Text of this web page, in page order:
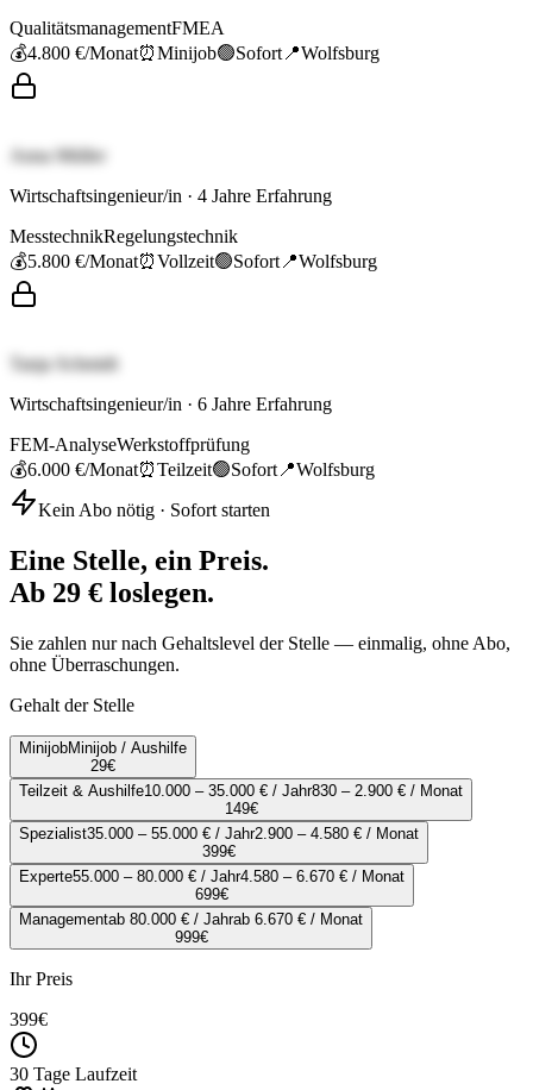
QualitätsmanagementFMEA
💰4.800 €/Monat⏰Minijob🟢Sofort 📍Wolfsburg
Anna Müller
Wirtschaftsingenieur/in · 4 Jahre Erfahrung
MesstechnikRegelungstechnik
💰5.800 €/Monat⏰Vollzeit🟢Sofort 📍Wolfsburg
Tanja Schmidt
Wirtschaftsingenieur/in · 6 Jahre Erfahrung
FEM-AnalyseWerkstoffprüfung
💰6.000 €/Monat⏰Teilzeit🟢Sofort 📍Wolfsburg
Kein Abo nötig · Sofort starten
Eine Stelle, ein Preis.
Ab 29 € loslegen.
Sie zahlen nur nach Gehaltslevel der Stelle — einmalig, ohne Abo,
ohne Überraschungen.
Gehalt der Stelle
MinijobMinijob / Aushilfe
29€
Teilzeit & Aushilfe10.000 – 35.000 € / Jahr830 – 2.900 € / Monat
149€
Spezialist35.000 – 55.000 € / Jahr2.900 – 4.580 € / Monat
399€
Experte55.000 – 80.000 € / Jahr4.580 – 6.670 € / Monat
699€
Managementab 80.000 € / Jahrab 6.670 € / Monat
999€
Ihr Preis
399€
30 Tage Laufzeit